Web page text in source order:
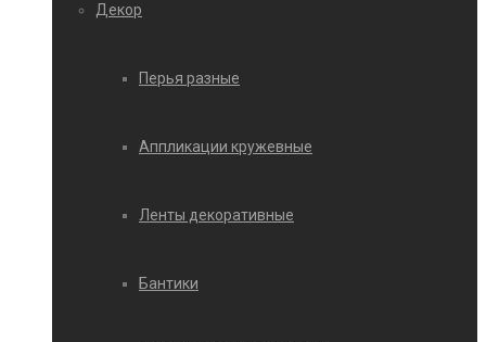
Декор
Перья разные
Аппликации кружевные
Ленты декоративные
Бантики